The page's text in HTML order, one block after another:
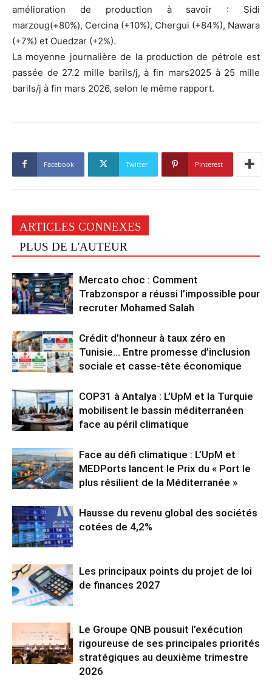
amélioration de production à savoir : Sidi
marzoug(+80%), Cercina (+10%), Chergui (+84%), Nawara
(+7%) et Ouedzar (+2%).
La moyenne journalière de la production de pétrole est
passée de 27.2 mille barils/j, à fin mars2025 à 25 mille
barils/j à fin mars 2026, selon le même rapport.
Facebook Twitter Pinterest
ARTICLES CONNEXES
PLUS DE L'AUTEUR
Mercato choc : Comment
Trabzonspor a réussi l’impossible pour
recruter Mohamed Salah
Crédit d’honneur à taux zéro en
Tunisie… Entre promesse d’inclusion
sociale et casse-tête économique
COP31 à Antalya : L’UpM et la Turquie
mobilisent le bassin méditerranéen
face au péril climatique
Face au défi climatique : L’UpM et
MEDPorts lancent le Prix du « Port le
plus résilient de la Méditerranée »
Hausse du revenu global des sociétés
cotées de 4,2%
Les principaux points du projet de loi
de finances 2027
Le Groupe QNB pousuit l’exécution
rigoureuse de ses principales priorités
stratégiques au deuxième trimestre
2026